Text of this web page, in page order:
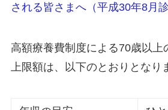
される皆さまへ（平成30年8月
高額療養費制度による70歳以上
上限額は、以下のとおりとなり